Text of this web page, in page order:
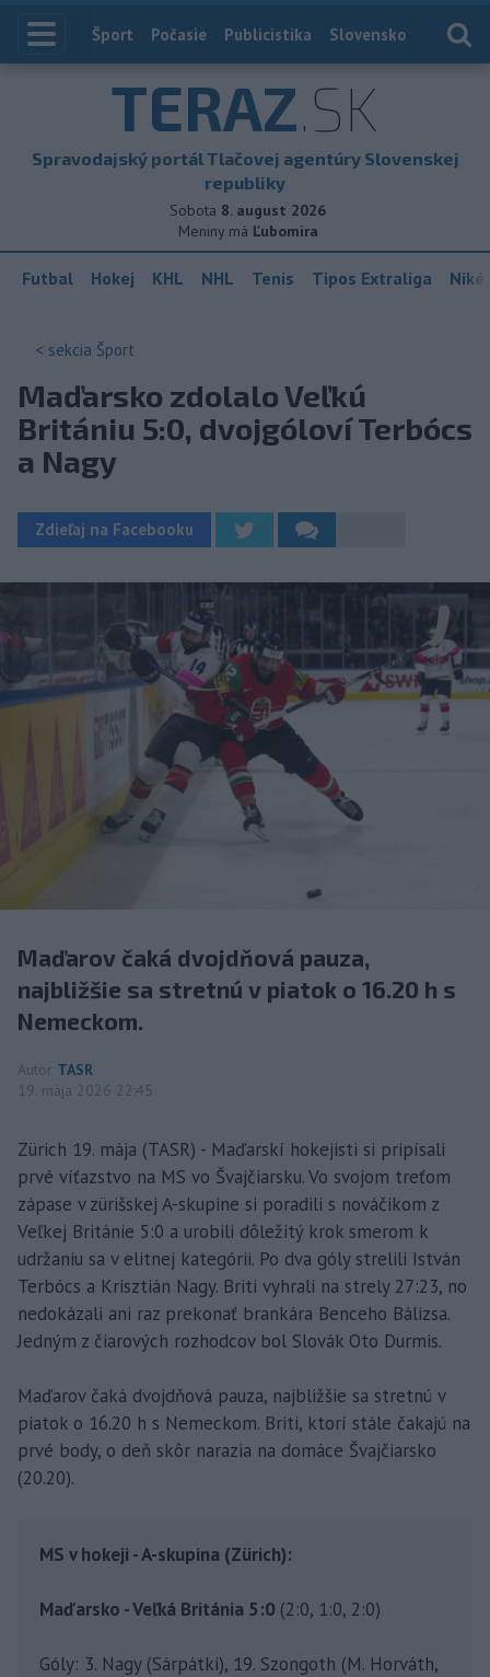
Index
Šport Počasie Publicistika Slovensko
TERAZ.SK
Spravodajský portál Tlačovej agentúry Slovenskej
republiky
Sobota 8. august 2026
Meniny má Ľubomíra
Futbal Hokej KHL NHL Tenis Tipos Extraliga
< sekcia Šport
Maďarsko zdolalo Veľkú
Britániu 5:0, dvojgóloví Terbócs
a Nagy
Zdieľaj na Facebooku
Maďarov čaká dvojdňová pauza,
najbližšie sa stretnú v piatok o 16.20 h s
Nemeckom.
Autor TASR
19. mája 2026 22:45
Zürich 19. mája (TASR) - Maďarskí hokejisti si pripísali
prvé víťazstvo na MS vo Švajčiarsku. Vo svojom treťom
zápase v zürišskej A-skupine si poradili s nováčikom z
Veľkej Británie 5:0 a urobili dôležitý krok smerom k
udržaniu sa v elitnej kategórii. Po dva góly strelili István
Terbócs a Krisztián Nagy. Briti vyhrali na strely 27:23, no
nedokázali ani raz prekonať brankára Benceho Bálizsa.
Jedným z čiarových rozhodcov bol Slovák Oto Durmis.
Maďarov čaká dvojdňová pauza, najbližšie sa stretnú v
piatok o 16.20 h s Nemeckom. Briti, ktorí stále čakajú na
prvé body, o deň skôr narazia na domáce Švajčiarsko
(20.20).
MS v hokeji - A-skupina (Zürich):
Maďarsko - Veľká Británia 5:0 (2:0, 1:0, 2:0)
Góly: 3. Nagy (Sárpátki), 19. Szongoth (M. Horváth,